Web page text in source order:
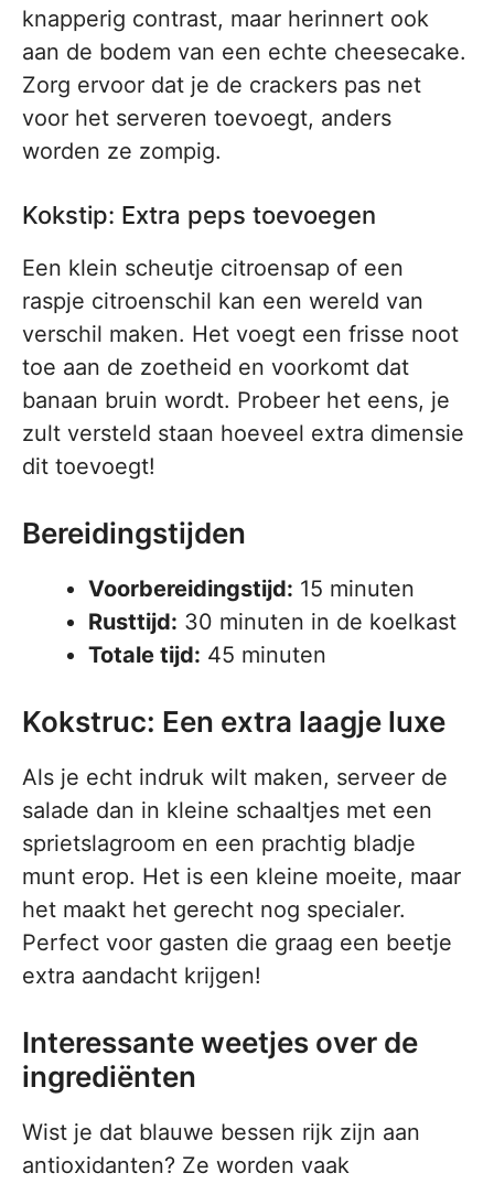
knapperig contrast, maar herinnert ook
aan de bodem van een echte cheesecake.
Zorg ervoor dat je de crackers pas net
voor het serveren toevoegt, anders
worden ze zompig.
Kokstip: Extra peps toevoegen
Een klein scheutje citroensap of een
raspje citroenschil kan een wereld van
verschil maken. Het voegt een frisse noot
toe aan de zoetheid en voorkomt dat
banaan bruin wordt. Probeer het eens, je
zult versteld staan hoeveel extra dimensie
dit toevoegt!
Bereidingstijden
Voorbereidingstijd: 15 minuten
Rusttijd: 30 minuten in de koelkast
Totale tijd: 45 minuten
Kokstruc: Een extra laagje luxe
Als je echt indruk wilt maken, serveer de
salade dan in kleine schaaltjes met een
sprietslagroom en een prachtig bladje
munt erop. Het is een kleine moeite, maar
het maakt het gerecht nog specialer.
Perfect voor gasten die graag een beetje
extra aandacht krijgen!
Interessante weetjes over de
ingrediënten
Wist je dat blauwe bessen rijk zijn aan
antioxidanten? Ze worden vaak